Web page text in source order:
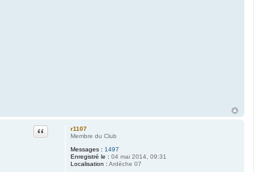
r1107
Membre du Club
Messages : 1497
Enregistré le : 04 mai 2014, 09:31
Localisation : Ardèche 07
Citation